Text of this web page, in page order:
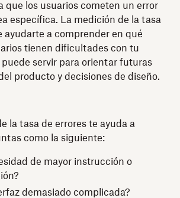
que los usuarios cometen un error
específica. La medición de la tasa
ayudarte a comprender en qué
tienen dificultades con tu
servir para orientar futuras
producto y decisiones de diseño.
la tasa de errores te ayuda a
como la siguiente:
de mayor instrucción o
demasiado complicada?